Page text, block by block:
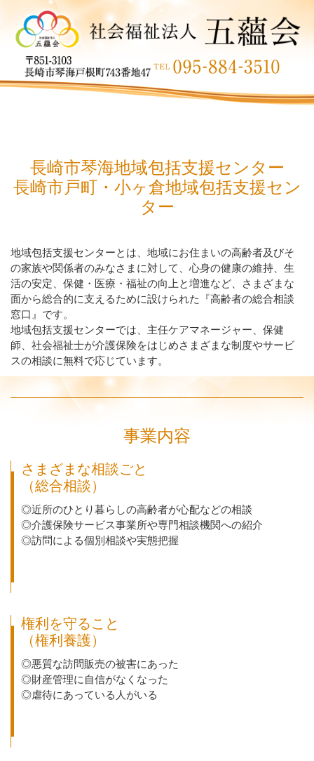
長崎市琴海地域包括支援センター
長崎市戸町・小ヶ倉地域包括支援セン
ター
地域包括支援センターとは、地域にお住まいの高齢者及びそ
の家族や関係者のみなさまに対して、心身の健康の維持、生
活の安定、保健・医療・福祉の向上と増進など、さまざまな
面から総合的に支えるために設けられた『高齢者の総合相談
窓口』です。
地域包括支援センターでは、主任ケアマネージャー、保健
師、社会福祉士が介護保険をはじめさまざまな制度やサービ
スの相談に無料で応じています。
事業内容
さまざまな相談ごと
（総合相談）
◎近所のひとり暮らしの高齢者が心配などの相談
◎介護保険サービス事業所や専門相談機関への紹介
◎訪問による個別相談や実態把握
権利を守ること
（権利養護）
◎悪質な訪問販売の被害にあった
◎財産管理に自信がなくなった
◎虐待にあっている人がいる